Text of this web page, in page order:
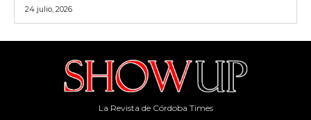
24 julio, 2026
La Revista de Córdoba Times